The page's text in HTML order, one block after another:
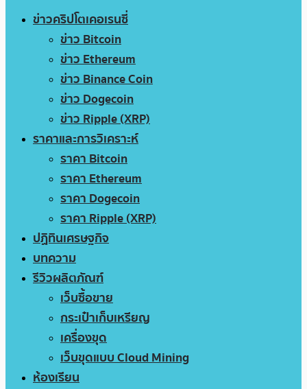
ข่าวคริปโตเคอเรนซี่
ข่าว Bitcoin
ข่าว Ethereum
ข่าว Binance Coin
ข่าว Dogecoin
ข่าว Ripple (XRP)
ราคาและการวิเคราะห์
ราคา Bitcoin
ราคา Ethereum
ราคา Dogecoin
ราคา Ripple (XRP)
ปฏิทินเศรษฐกิจ
บทความ
รีวิวผลิตภัณฑ์
เว็บซื้อขาย
กระเป๋าเก็บเหรียญ
เครื่องขุด
เว็บขุดแบบ Cloud Mining
ห้องเรียน